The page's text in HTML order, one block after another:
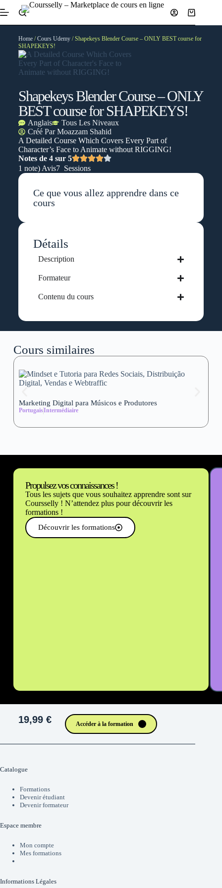
Home/Cours Udemy/ Shapekeys Blender Course – ONLY BEST course for
SHAPEKEYS!
Shapekeys Blender Course – ONLY
BEST course for SHAPEKEYS!
Anglais
Tous Les Niveaux
Créé ParMoazzam Shahid
A Detailed Course Which Covers Every Part of
Character’s Face to Animate without RIGGING!
Notes de 4 sur 5
1 note) Avis7 Sessions
Ce que vous allez apprendre dans ce
cours
Détails
Description
Formateur
Contenu du cours
Cours similaires
Marketing Digital para Músicos e Produtores
PortugaisIntermédiaire
Propulsez vos connaissances !
Tous les sujets que vous souhaitez apprendre sont sur
Coursselly ! N’attendez plus pour découvrir les
formations !
Découvrir les formations
19,99 € Accéder à la formation
Catalogue
Formations
Devenir étudiant
Devenir formateur
Espace membre
Mon compte
Mes formations
Informations Légales